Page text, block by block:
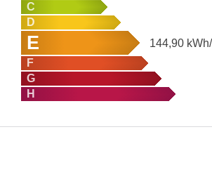
C
D
E 144,90
F
G
H